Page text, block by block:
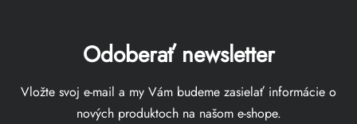
Odoberať newsletter
Vložte svoj e-mail a my Vám budeme zasielať informácie o
nových produktoch na našom e-shope.